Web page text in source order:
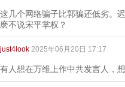
这几个网络骗子比郭骗还低劣。
麽不说宋平掌权？
just4look 2025年06月20日 17:17
有人想在万维上作中共发言人，